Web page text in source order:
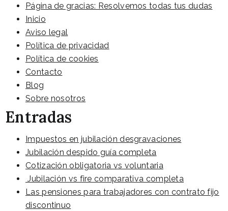
Página de gracias: Resolvemos todas tus dudas
Inicio
Aviso legal
Política de privacidad
Política de cookies
Contacto
Blog
Sobre nosotros
Entradas
Impuestos en jubilación desgravaciones
Jubilación despido guía completa
Cotización obligatoria vs voluntaria
Jubilación vs fire comparativa completa
Las pensiones para trabajadores con contrato fijo
discontinuo